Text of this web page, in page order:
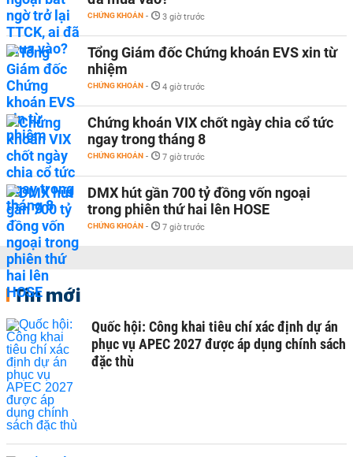
CHỨNG KHOÁN - 3 giờ trước
Tổng Giám đốc Chứng khoán EVS xin từ
nhiệm
CHỨNG KHOÁN - 4 giờ trước
Chứng khoán VIX chốt ngày chia cổ tức
ngay trong tháng 8
CHỨNG KHOÁN - 7 giờ trước
DMX hút gần 700 tỷ đồng vốn ngoại
trong phiên thứ hai lên HOSE
CHỨNG KHOÁN - 7 giờ trước
Tin mới
Quốc hội: Công khai tiêu chí xác định dự án
phục vụ APEC 2027 được áp dụng chính sách
đặc thù